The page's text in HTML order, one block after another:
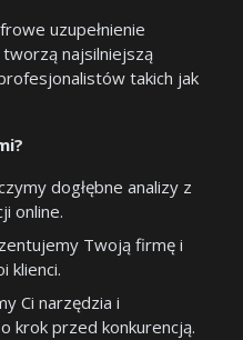
uzupełnienie
najsilniejszą
takich jak
dogłębne analizy z
online.
Twoją firmę i
klienci.
Ci narzędzia i
krok przed konkurencją.